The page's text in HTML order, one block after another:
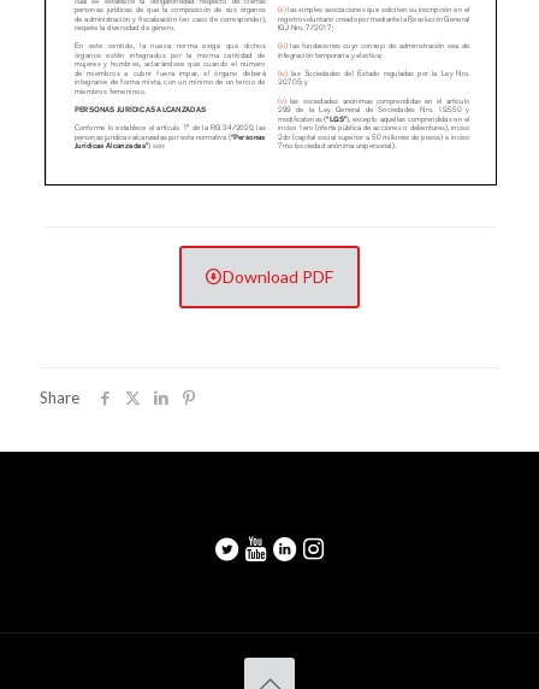
Download PDF
Share